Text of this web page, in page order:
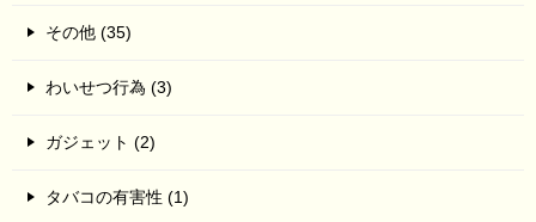
その他 (35)
わいせつ行為 (3)
ガジェット (2)
タバコの有害性 (1)